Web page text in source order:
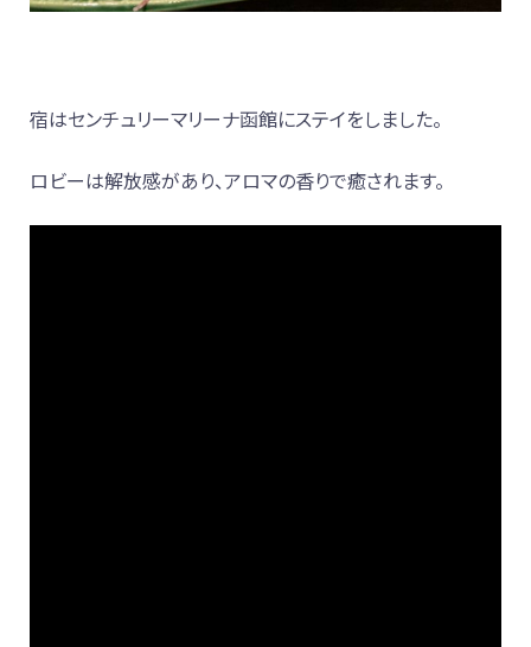
宿はセンチュリーマリーナ函館にステイをしました。
ロビーは解放感があり、アロマの香りで癒されます。